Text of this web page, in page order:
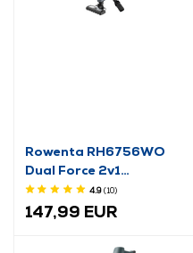
Rowenta RH6756WO
Dual Force 2v1
samostojeći usisavač
4.9(10)
147,99 EUR